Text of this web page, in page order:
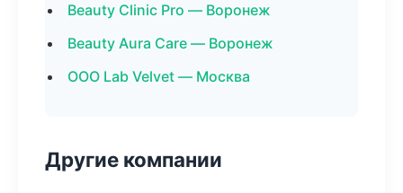
Beauty Clinic Pro — Воронеж
Beauty Aura Care — Воронеж
ООО Lab Velvet — Москва
Другие компании